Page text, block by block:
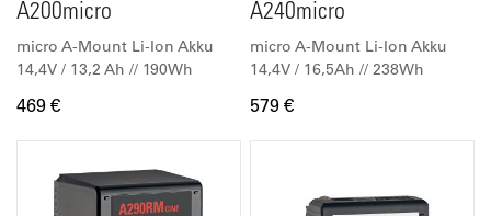
A200micro
micro A-Mount Li-Ion Akku
14,4V / 13,2 Ah // 190Wh
469 €
A240micro
micro A-Mount Li-Ion Akku
14,4V / 16,5Ah // 238Wh
579 €